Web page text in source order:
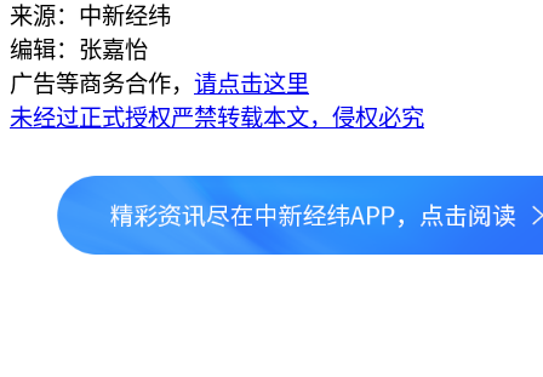
来源：中新经纬
编辑：张嘉怡
广告等商务合作， 请点击这里
未经过正式授权严禁转载本文，侵权必究